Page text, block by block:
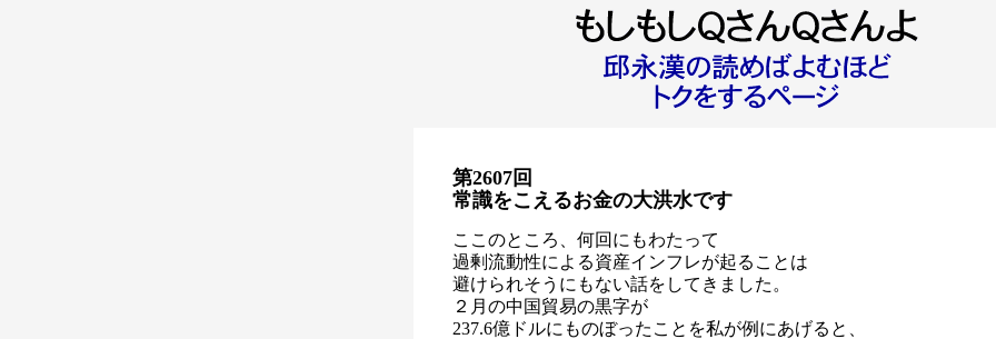
第2607回
常識をこえるお金の大洪水です
ここのところ、何回にもわたって
過剰流動性による資産インフレが起ることは
避けられそうにもない話をしてきました。
２月の中国貿易の黒字が
237.6億ドルにものぼったことを私が例にあげると、